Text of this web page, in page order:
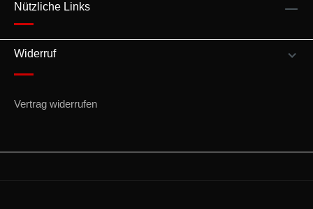
Nützliche Links
Widerruf
Vertrag widerrufen